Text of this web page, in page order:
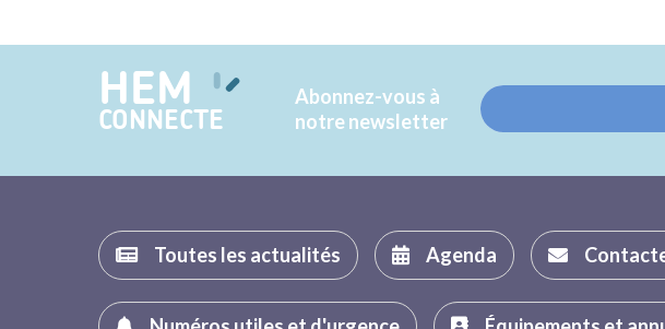
HEM
CONNECTE
Abonnez-vous à
notre newsletter
Toutes les actualités Agenda